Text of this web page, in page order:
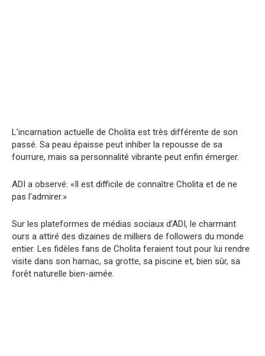
L’incarnation actuelle de Cholita est très différente de son
passé. Sa peau épaisse peut inhiber la repousse de sa
fourrure, mais sa personnalité vibrante peut enfin émerger.
ADI a observé: «Il est difficile de connaître Cholita et de ne
pas l’admirer.»
Sur les plateformes de médias sociaux d’ADI, le charmant
ours a attiré des dizaines de milliers de followers du monde
entier. Les fidèles fans de Cholita feraient tout pour lui rendre
visite dans son hamac, sa grotte, sa piscine et, bien sûr, sa
forêt naturelle bien-aimée.